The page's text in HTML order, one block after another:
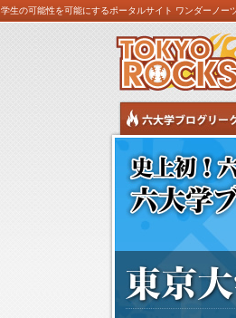
学生の可能性を可能にするポータルサイト ワンダーノー